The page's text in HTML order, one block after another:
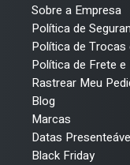
Sobre a Empresa
Política de
Política de Trocas
Política de Frete e
Rastrear Meu
Blog
Marcas
Datas
Black Friday